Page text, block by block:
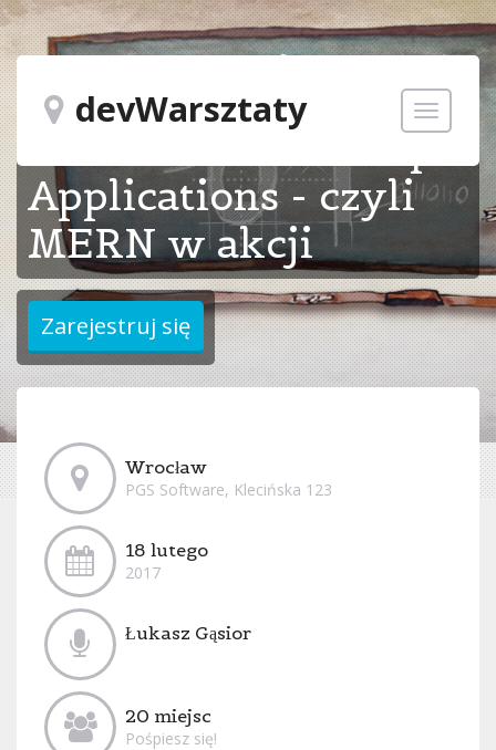
Toggle
devWarsztaty
Full-Stack JavaScript
Applications - czyli
MERN w akcji
Wrocław
PGS Software, Klecińska 123
18 lutego
2017
Łukasz Gąsior
20 miejsc
Pośpiesz się!